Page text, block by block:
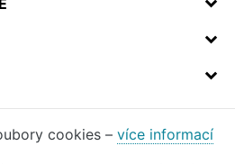
cookies – více informací